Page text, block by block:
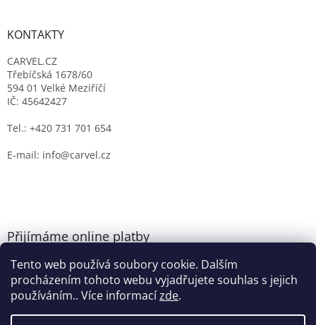
Tento web používá soubory cookie. Dalším
procházením tohoto webu vyjadřujete souhlas s jejich
používáním.. Více informacízde.
KONTAKTY
CARVEL.CZ
Třebíčská 1678/60
594 01 Velké Meziříčí
IČ: 45642427
Tel.: +420 731 701 654
E-mail: info@carvel.cz
Přijímáme online platby